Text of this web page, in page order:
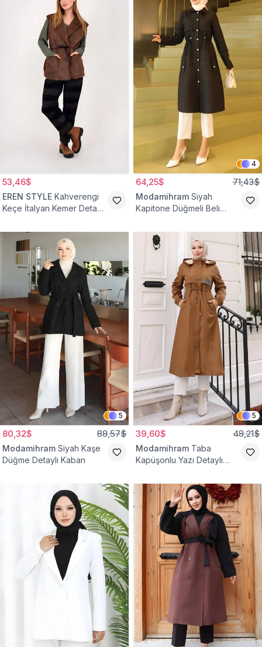
53,46$
EREN STYLE Kahverengi
Keçe İtalyan Kemer Detaylı
4
64,25$ 71,43$
Modamihram Siyah
Kapitone Düğmeli Beli
5
80,32$ 88,57$
Modamihram Siyah Kaşe
Düğme Detaylı Kaban
5
39,60$ 48,21$
Modamihram Taba
Kapüşonlu Yazı Detaylı